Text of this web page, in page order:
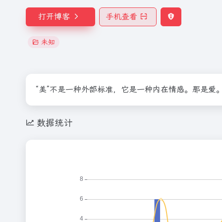
打开博客 手机查看
未知
“美”不是一种外部标准，它是一种内在情感。那是爱
数据统计